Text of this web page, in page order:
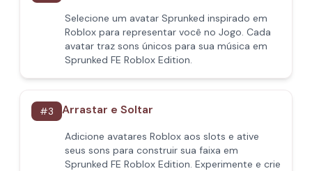
Selecione um avatar Sprunked inspirado em
Roblox para representar você no Jogo. Cada
avatar traz sons únicos para sua música em
Sprunked FE Roblox Edition.
#3 Arrastar e Soltar
Adicione avatares Roblox aos slots e ative
seus sons para construir sua faixa em
Sprunked FE Roblox Edition. Experimente e crie